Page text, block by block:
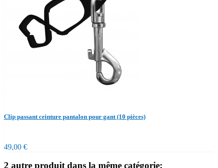
Clip passant ceinture pantalon pour gant (10 pièces)
49,00 €
2 autre produit dans la même catégorie: